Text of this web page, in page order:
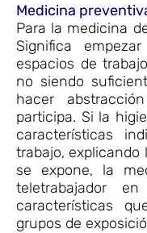
Medicina
Para la medicina
Significa
espacios de
no siendo
hacer
participa. Si la
características
trabajo, explicando
se expone, la
teletrabajador
características
grupos de